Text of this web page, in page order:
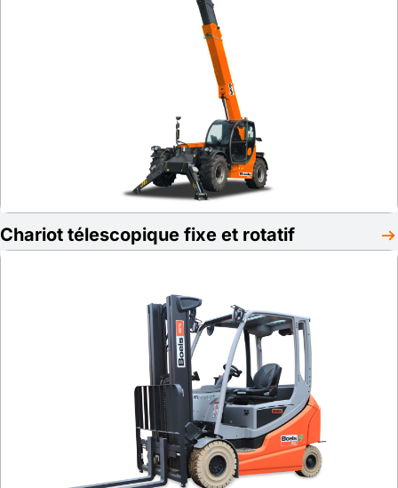
Chariot télescopique fixe et rotatif